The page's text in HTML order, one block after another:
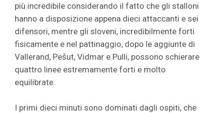
più incredibile considerando il fatto che gli stalloni
hanno a disposizione appena dieci attaccanti e sei
difensori, mentre gli sloveni, incredibilmente forti
fisicamente e nel pattinaggio, dopo le aggiunte di
Vallerand, Pešut, Vidmar e Pulli, possono schierare
quattro linee estremamente forti e molto
equilibrate.
I primi dieci minuti sono dominati dagli ospiti, che